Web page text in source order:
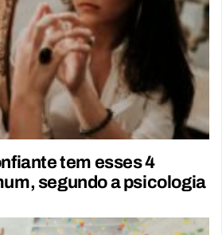
tem esses 4
segundo a psicologia